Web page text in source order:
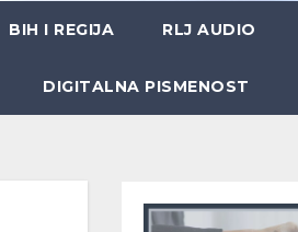
BIH I REGIJA RLJ AUDIO
DIGITALNA PISMENOST